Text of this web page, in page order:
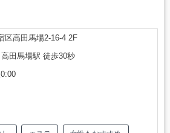
区高田馬場2-16-4 2F
田馬場駅 徒歩30秒